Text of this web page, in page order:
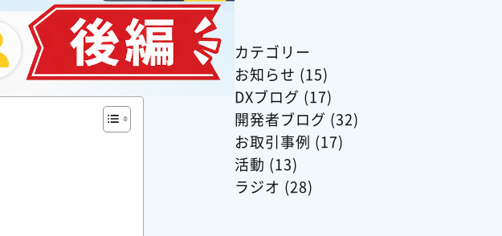
カテゴリー
お知らせ (15)
DXブログ (17)
開発者ブログ (32)
お取引事例 (17)
活動 (13)
ラジオ (28)